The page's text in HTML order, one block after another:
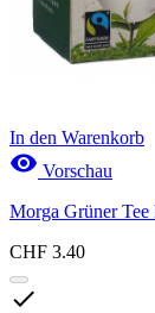
In den Warenkorb
 Vorschau
Morga Grüner
CHF 3.40
